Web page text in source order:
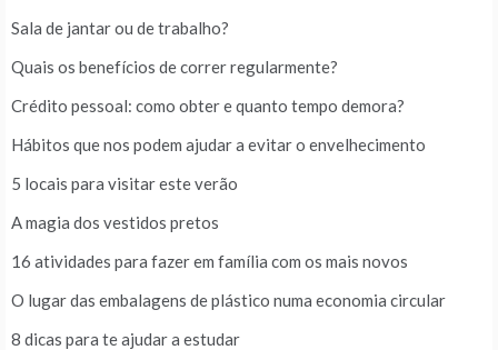
Sala de jantar ou de trabalho?
Quais os benefícios de correr regularmente?
Crédito pessoal: como obter e quanto tempo demora?
Hábitos que nos podem ajudar a evitar o envelhecimento
5 locais para visitar este verão
A magia dos vestidos pretos
16 atividades para fazer em família com os mais novos
O lugar das embalagens de plástico numa economia circular
8 dicas para te ajudar a estudar